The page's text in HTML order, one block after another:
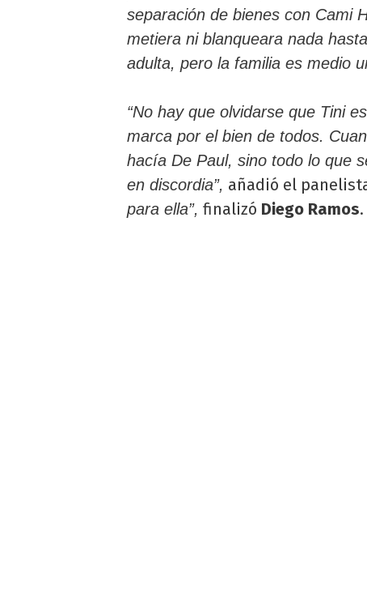
separación de bienes con Cami
metiera ni blanqueara nada
adulta, pero la familia es medio
“No hay que olvidarse que Tini
marca por el bien de todos.
hacía De Paul, sino todo lo que
en discordia”, añadió el
para ella”, finalizó Diego Ramos.